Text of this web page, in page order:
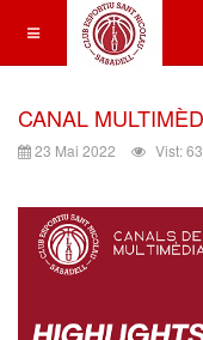
CANAL
23 Mai 2022 Vist: